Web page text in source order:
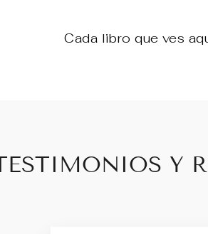
Cada libro que ves
Y